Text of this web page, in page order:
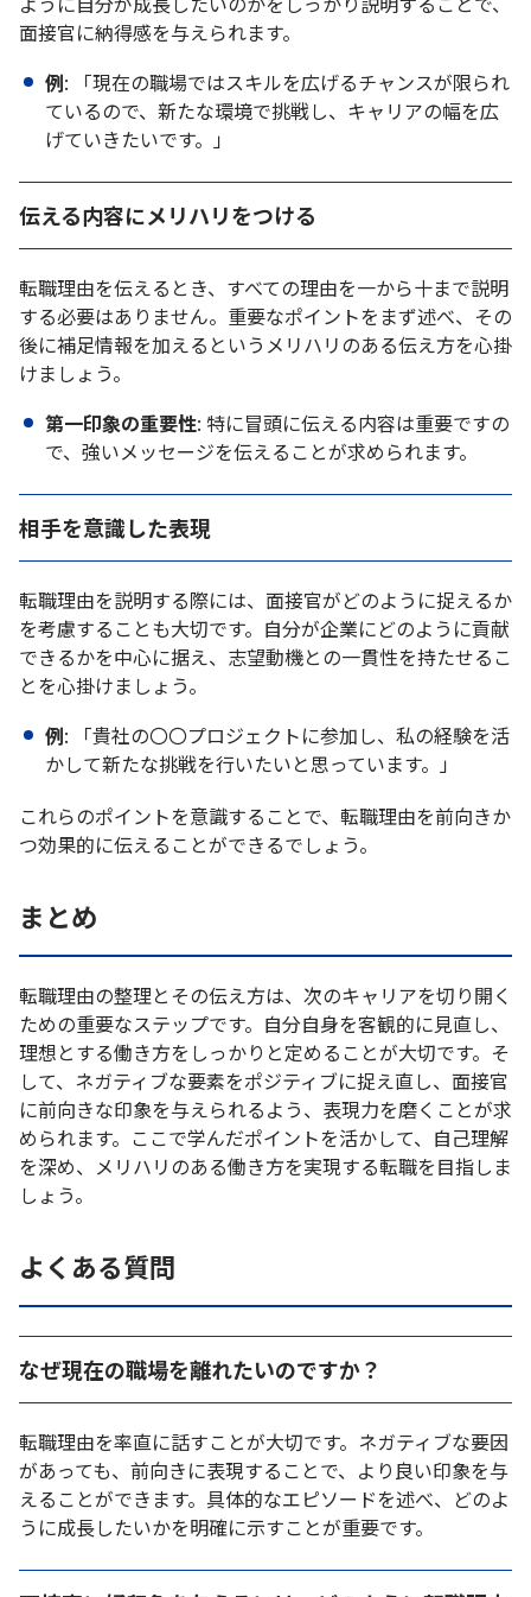
面接官に納得感を与えられます。
例: 「現在の職場ではスキルを広げるチャンスが限られ
ているので、新たな環境で挑戦し、キャリアの幅を広
げていきたいです。」
伝える内容にメリハリをつける
転職理由を伝えるとき、すべての理由を一から十まで説明
する必要はありません。重要なポイントをまず述べ、その
後に補足情報を加えるというメリハリのある伝え方を心掛
けましょう。
第一印象の重要性: 特に冒頭に伝える内容は重要ですの
で、強いメッセージを伝えることが求められます。
相手を意識した表現
転職理由を説明する際には、面接官がどのように捉えるか
を考慮することも大切です。自分が企業にどのように貢献
できるかを中心に据え、志望動機との一貫性を持たせるこ
とを心掛けましょう。
例: 「貴社の〇〇プロジェクトに参加し、私の経験を活
かして新たな挑戦を行いたいと思っています。」
これらのポイントを意識することで、転職理由を前向きか
つ効果的に伝えることができるでしょう。
まとめ
転職理由の整理とその伝え方は、次のキャリアを切り開く
ための重要なステップです。自分自身を客観的に見直し、
理想とする働き方をしっかりと定めることが大切です。そ
して、ネガティブな要素をポジティブに捉え直し、面接官
に前向きな印象を与えられるよう、表現力を磨くことが求
められます。ここで学んだポイントを活かして、自己理解
を深め、メリハリのある働き方を実現する転職を目指しま
しょう。
よくある質問
なぜ現在の職場を離れたいのですか？
転職理由を率直に話すことが大切です。ネガティブな要因
があっても、前向きに表現することで、より良い印象を与
えることができます。具体的なエピソードを述べ、どのよ
うに成長したいかを明確に示すことが重要です。